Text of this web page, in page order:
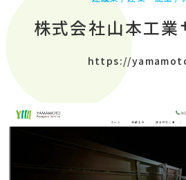
株式会社山本工業
https://